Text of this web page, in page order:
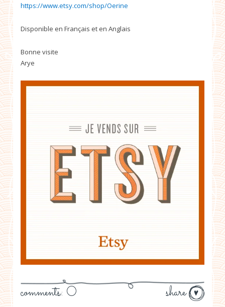
https://www.etsy.com/shop/Oerine
Disponible en Français et en Anglais
Bonne visite
Arye
share
comments: 0